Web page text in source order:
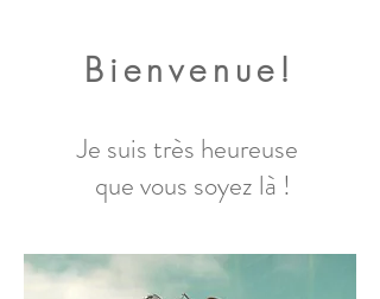
Bienvenue!
Je suis très heureuse
que vous soyez là !